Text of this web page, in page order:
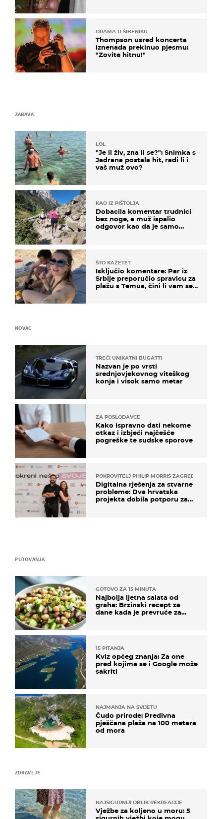
DRAMA U ŠIBENIKU
Thompson usred koncerta
iznenada prekinuo pjesmu:
"Zovite hitnu!"
ZDRAVLJE
NAJSIGURNIJI OBLIK REKREACIJE
Vježbe za koljeno u moru: 5
ZABAVA
LOL
"Je li živ, zna li se?": Snimka s
Jadrana postala hit, radi li i
vaš muž ovo?
KAO IZ PIŠTOLJA
Dobacila komentar trudnici
bez noge, a muž ispalio
odgovor kao da je samo
ŠTO KAŽETE?
Isključio komentare: Par iz
Srbije preporučio spravicu za
plažu s Temua, čini li vam se
PUTOVANJA
GOTOVO ZA 15 MINUTA
Najbolja ljetna salata od
graha: Brzinski recept za
dane kada je prevruće za
15 PITANJA
Kviz općeg znanja: Za one
pred kojima se i Google može
sakriti
NAJMANJA NA SVIJETU
Čudo prirode: Predivna
pješčana plaža na 100 metara
od mora
NOVAC
TREĆI UNIKATNI BUGATTI
Nazvan je po vrsti
srednjovjekovnog viteškog
konja i visok samo metar
ZA POSLODAVCE
Kako ispravno dati nekome
otkaz i izbjeći najčešće
pogreške te sudske sporove
POKROVITELJ PHILIP MORRIS ZAGREB
Digitalna rješenja za stvarne
probleme: Dva hrvatska
projekta dobila potporu za